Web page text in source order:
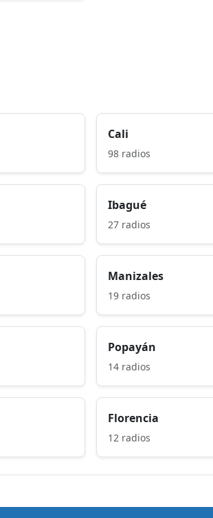
Cali
98 radios
Ibagué
27 radios
Manizales
19 radios
Popayán
14 radios
Florencia
12 radios